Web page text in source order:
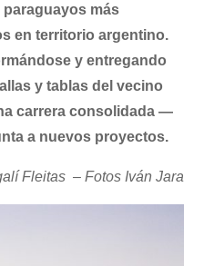
paraguayos más
en territorio argentino.
y entregando
y tablas del vecino
carrera consolidada —
a nuevos proyectos.
Fleitas – Fotos Iván Jara